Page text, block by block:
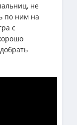
не
по ним на
с